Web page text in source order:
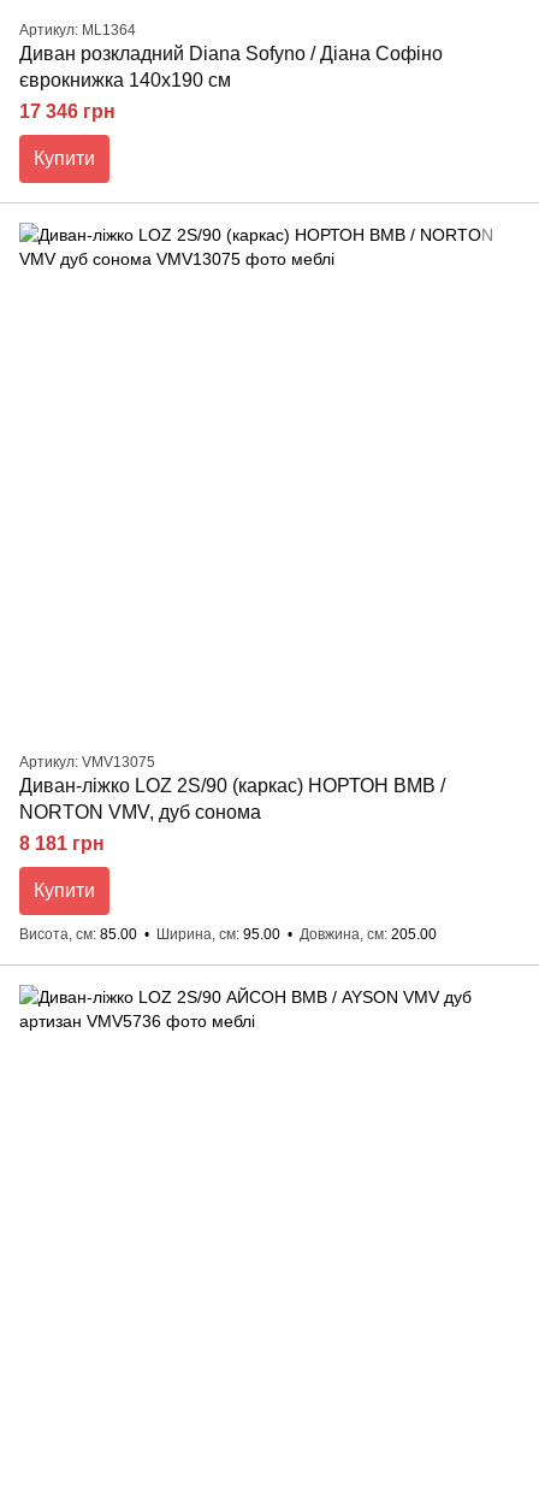
Артикул: ML1364
Диван розкладний Diana Sofyno / Діана Софіно
єврокнижка 140х190 см
17 346 грн
Купити
Артикул: VMV13075
Диван-ліжко LOZ 2S/90 (каркас) НОРТОН ВМВ /
NORTON VMV, дуб сонома
8 181 грн
Купити
Висота, см 85.00 Ширина, см 95.00 Довжина, см 205.00